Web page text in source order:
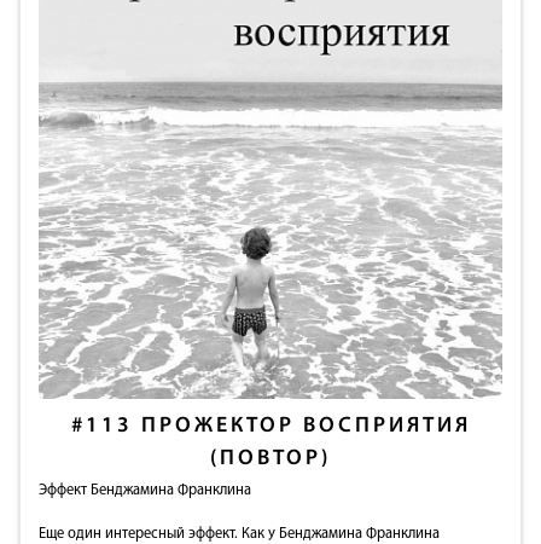
#113
ПРОЖЕКТОР ВОСПРИЯТИЯ
(ПОВТОР)
Эффект Бенджамина Франклина
Еще один интересный эффект. Как у Бенджамина Франклина